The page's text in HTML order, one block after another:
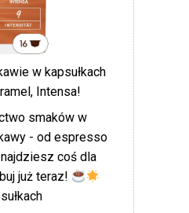
w kapsułkach
Intensa!
smaków w
- od espresso
coś dla
już teraz!